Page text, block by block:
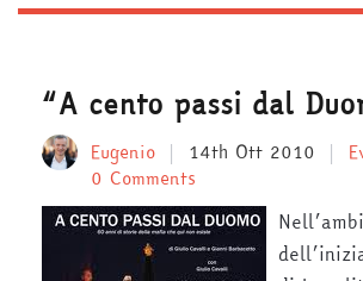
“A cento passi dal
Eugenio 14th Ott 2010
0 Comments